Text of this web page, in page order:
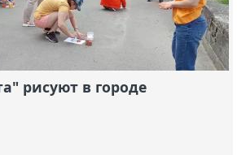
рисуют в городе